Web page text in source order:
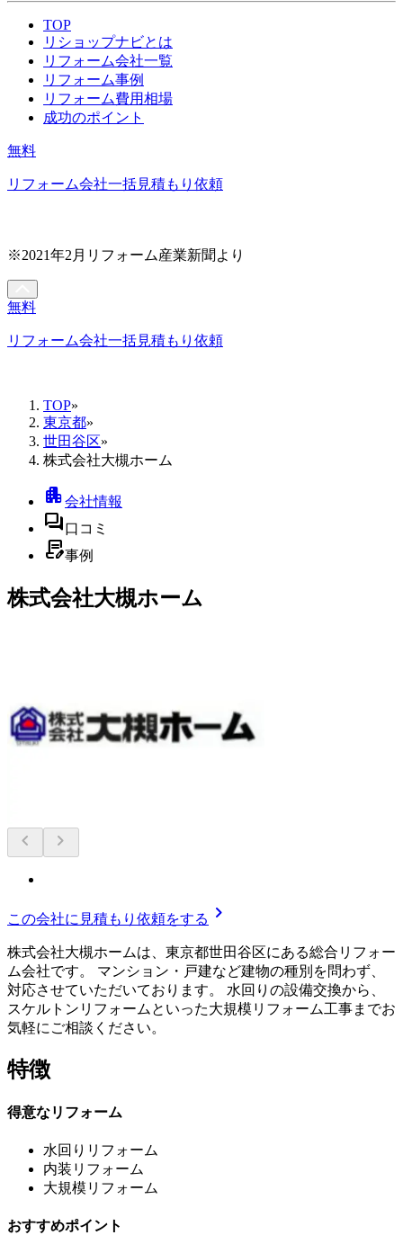
TOP
リショップナビとは
リフォーム会社一覧
リフォーム事例
リフォーム費用相場
成功のポイント
無料
リフォーム会社一括見積もり依頼
※2021年2月リフォーム産業新聞より
無料
リフォーム会社一括見積もり依頼
TOP»
東京都»
世田谷区»
株式会社大槻ホーム
apartment会社情報
forum口コミ
contract_edit事例
株式会社大槻ホーム
chevron_left chevron_right
この会社に見積もり依頼をする chevron_right
株式会社大槻ホームは、東京都世田谷区にある総合リフォー
ム会社です。 マンション・戸建など建物の種別を問わず、
対応させていただいております。 水回りの設備交換から、
スケルトンリフォームといった大規模リフォーム工事までお
気軽にご相談ください。
特徴
得意なリフォーム
水回りリフォーム
内装リフォーム
大規模リフォーム
おすすめポイント